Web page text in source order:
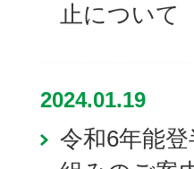
止について
2024.01.19
令和6年能